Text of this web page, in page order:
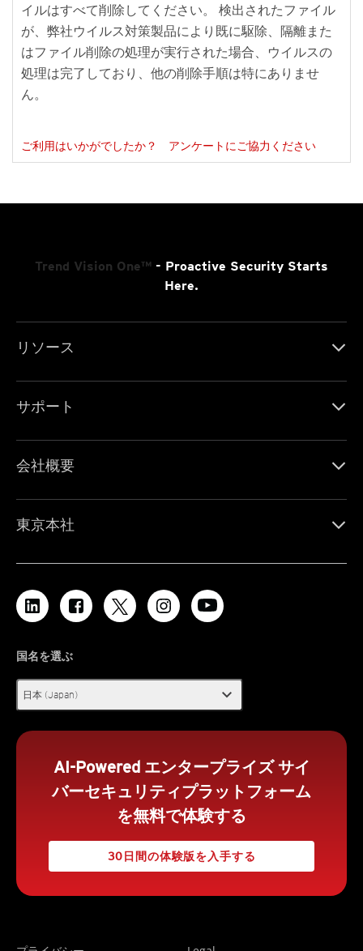
イルはすべて削除してください。 検出されたファイル
が、弊社ウイルス対策製品により既に駆除、隔離また
はファイル削除の処理が実行された場合、ウイルスの
処理は完了しており、他の削除手順は特にありませ
ん。
ご利用はいかがでしたか？ アンケートにご協力ください
Trend Vision One™ - Proactive Security Starts
Here.
リソース
サポート
会社概要
東京本社
国名を選ぶ
日本 (Japan) expand_more
AI-Powered エンタープライズ サイ
バーセキュリティプラットフォーム
を無料で体験する
30日間の体験版を入手する